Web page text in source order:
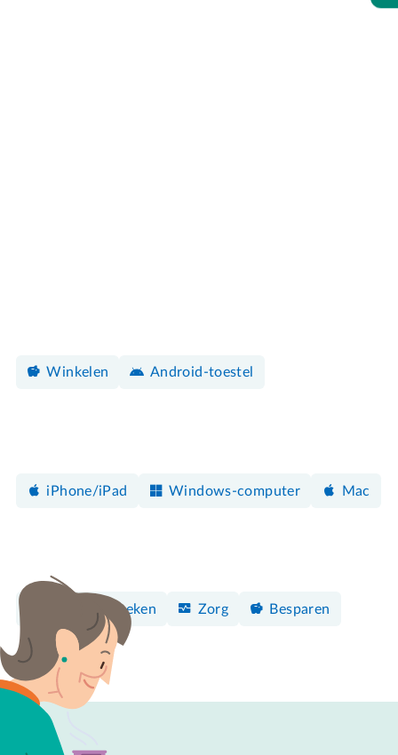
Winkelen Android-toestel
iPhone/iPad Windows-computer Mac
Surfen & Zoeken Zorg Besparen